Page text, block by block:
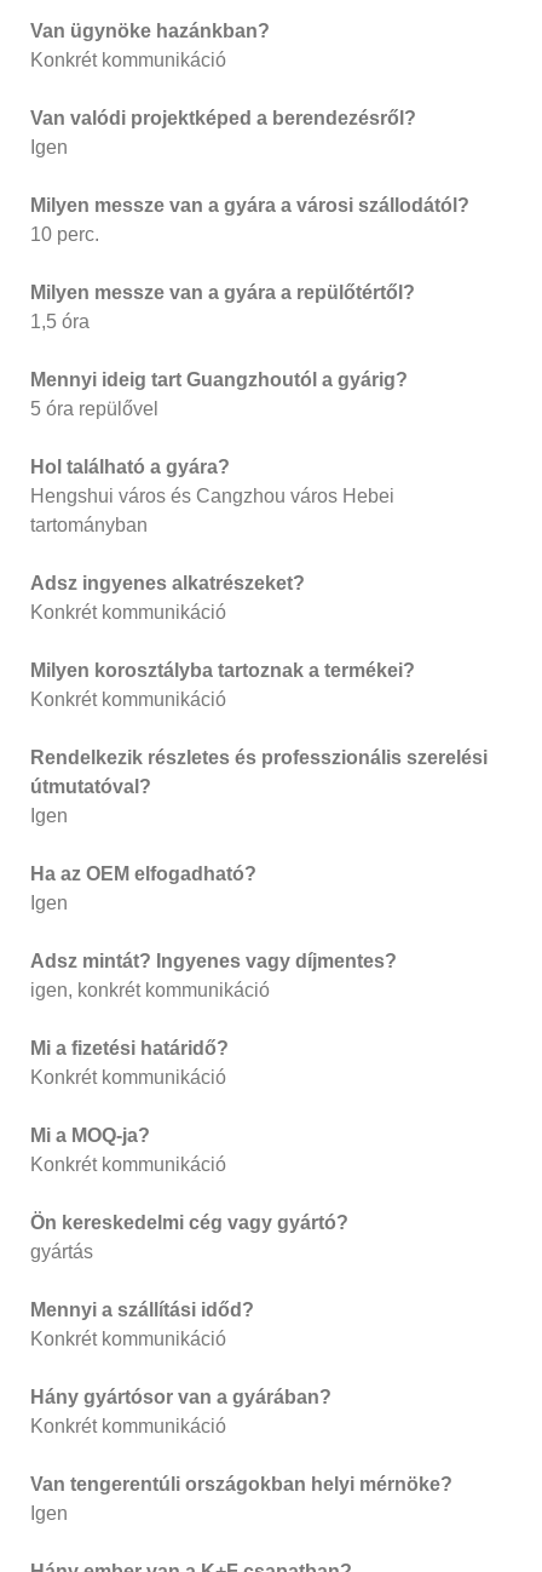
Van ügynöke hazánkban?
Konkrét kommunikáció
Van valódi projektképed a berendezésről?
Igen
Milyen messze van a gyára a városi szállodától?
10 perc.
Milyen messze van a gyára a repülőtértől?
1,5 óra
Mennyi ideig tart Guangzhoutól a gyárig?
5 óra repülővel
Hol található a gyára?
Hengshui város és Cangzhou város Hebei
tartományban
Adsz ingyenes alkatrészeket?
Konkrét kommunikáció
Milyen korosztályba tartoznak a termékei?
Konkrét kommunikáció
Rendelkezik részletes és professzionális szerelési
útmutatóval?
Igen
Ha az OEM elfogadható?
Igen
Adsz mintát? Ingyenes vagy díjmentes?
igen, konkrét kommunikáció
Mi a fizetési határidő?
Konkrét kommunikáció
Mi a MOQ-ja?
Konkrét kommunikáció
Ön kereskedelmi cég vagy gyártó?
gyártás
Mennyi a szállítási időd?
Konkrét kommunikáció
Hány gyártósor van a gyárában?
Konkrét kommunikáció
Van tengerentúli országokban helyi mérnöke?
Igen